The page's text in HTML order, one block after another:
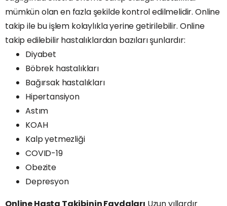
mümkün olan en fazla şekilde kontrol edilmelidir. Online
takip ile bu işlem kolaylıkla yerine getirilebilir. Online
takip edilebilir hastalıklardan bazıları şunlardır:
Diyabet
Böbrek hastalıkları
Bağırsak hastalıkları
Hipertansiyon
Astım
KOAH
Kalp yetmezliği
COVID-19
Obezite
Depresyon